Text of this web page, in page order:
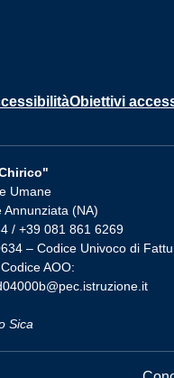
Obiettivi
Umane
Annunziata (NA)
/ +39 081 861 6269
– Codice Univoco di
AOO:
Sica